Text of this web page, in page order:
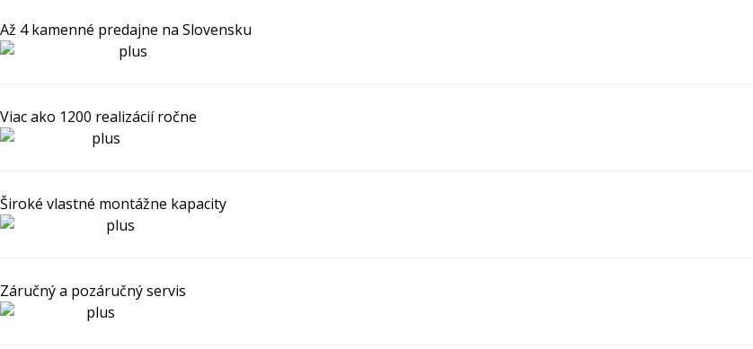
Až 4 kamenné predajne na Slovensku
Viac ako 1200 realizácií ročne
Široké vlastné montážne kapacity
Záručný a pozáručný servis